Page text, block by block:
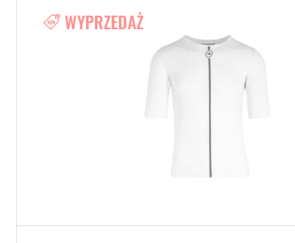
WYPRZEDAŻ